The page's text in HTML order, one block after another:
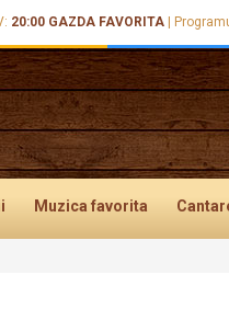
20:00 GAZDA FAVORITA
Muzica favorita